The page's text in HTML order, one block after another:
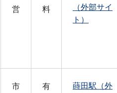
営
料
（外部サイ
ト）
市
有
蒔田駅（外